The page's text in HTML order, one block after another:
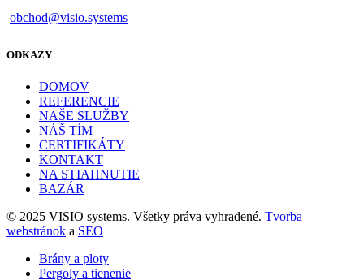
obchod@visio.systems
ODKAZY
DOMOV
REFERENCIE
NAŠE SLUŽBY
NÁŠ TÍM
CERTIFIKÁTY
KONTAKT
NA STIAHNUTIE
BAZÁR
© 2025 VISIO systems. Všetky práva vyhradené. Tvorba
webstránok a SEO
Brány a ploty
Pergoly a tienenie